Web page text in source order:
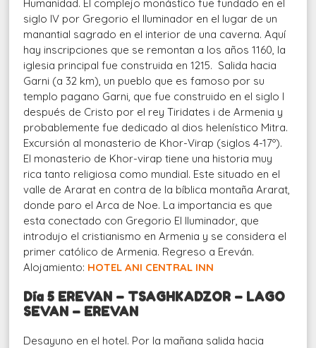
Humanidad. El complejo monástico fue fundado en el
siglo IV por Gregorio el Iluminador en el lugar de un
manantial sagrado en el interior de una caverna. Aquí
hay inscripciones que se remontan a los años 1160, la
iglesia principal fue construida en 1215. Salida hacia
Garni (a 32 km), un pueblo que es famoso por su
templo pagano Garni, que fue construido en el siglo I
después de Cristo por el rey Tiridates i de Armenia y
probablemente fue dedicado al dios helenístico Mitra.
Excursión al monasterio de Khor-Virap (siglos 4-17º).
El monasterio de Khor-virap tiene una historia muy
rica tanto religiosa como mundial. Este situado en el
valle de Ararat en contra de la bíblica montaña Ararat,
donde paro el Arca de Noe. La importancia es que
esta conectado con Gregorio El Iluminador, que
introdujo el cristianismo en Armenia y se considera el
primer católico de Armenia. Regreso a Ereván.
Alojamiento: HOTEL ANI CENTRAL INN
Día 5 EREVAN – TSAGHKADZOR – LAGO
SEVAN – EREVAN
Desayuno en el hotel. Por la mañana salida hacia